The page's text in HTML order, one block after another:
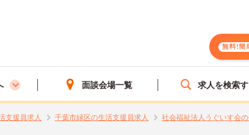
無料!簡
面談会場一覧 求人を検索
支援員求人 千葉市緑区の生活支援員求人
社会福祉法人うぐいす会